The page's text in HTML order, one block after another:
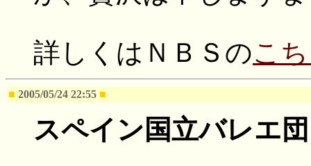
詳しくはＮＢＳのこ
■ 2005/05/24 22:55 ■
スペイン国立バレエ